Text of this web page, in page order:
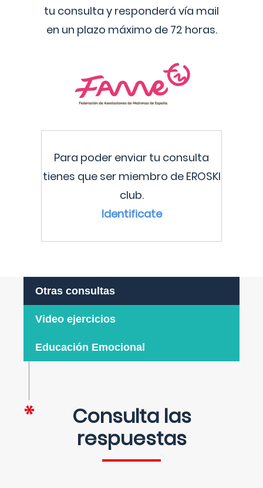
tu consulta y responderá vía mail
en un plazo máximo de 72 horas.
Para poder enviar tu consulta
tienes que ser miembro de EROSKI
club.
Identificate
Otras consultas
Video ejercicios
Educación Emocional
Consulta las
respuestas